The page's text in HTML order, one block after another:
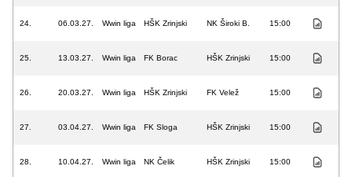
24. 06.03.27. Wwin liga HŠK Zrinjski NK Široki B. 15:00
25. 13.03.27. Wwin liga FK Borac HŠK Zrinjski 15:00
26. 20.03.27. Wwin liga HŠK Zrinjski FK Velež 15:00
27. 03.04.27. Wwin liga FK Sloga HŠK Zrinjski 15:00
28. 10.04.27. Wwin liga NK Čelik HŠK Zrinjski 15:00